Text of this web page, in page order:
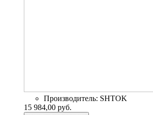
Производитель: SHTOK
15 984,00 руб.